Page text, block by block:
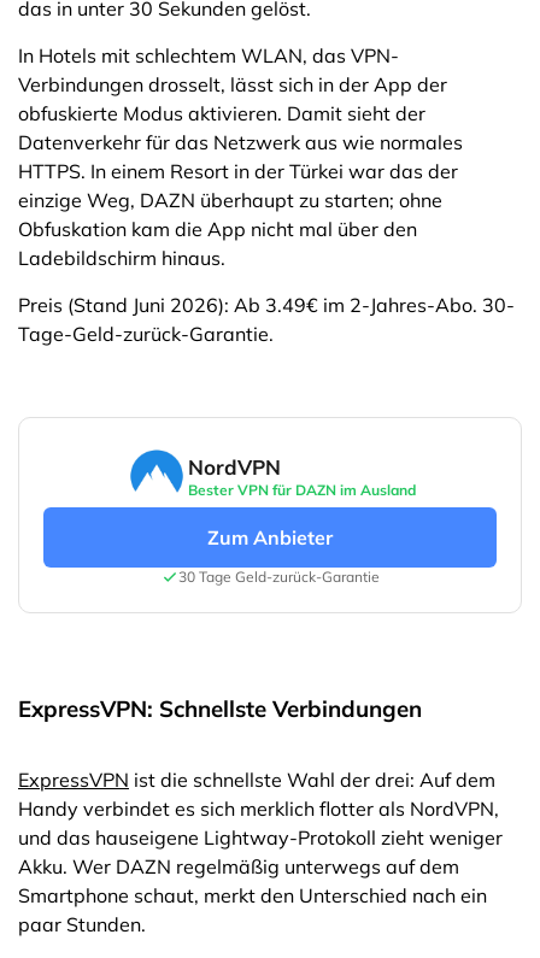
das in unter 30 Sekunden gelöst.
In Hotels mit schlechtem WLAN, das VPN-
Verbindungen drosselt, lässt sich in der App der
obfuskierte Modus aktivieren. Damit sieht der
Datenverkehr für das Netzwerk aus wie normales
HTTPS. In einem Resort in der Türkei war das der
einzige Weg, DAZN überhaupt zu starten; ohne
Obfuskation kam die App nicht mal über den
Ladebildschirm hinaus.
Preis (Stand Juni 2026): Ab 3.49€ im 2-Jahres-Abo. 30-
Tage-Geld-zurück-Garantie.
NordVPN
Bester VPN für DAZN im Ausland
Zum Anbieter
30 Tage Geld-zurück-Garantie
ExpressVPN: Schnellste Verbindungen
ExpressVPN ist die schnellste Wahl der drei: Auf dem
Handy verbindet es sich merklich flotter als NordVPN,
und das hauseigene Lightway-Protokoll zieht weniger
Akku. Wer DAZN regelmäßig unterwegs auf dem
Smartphone schaut, merkt den Unterschied nach ein
paar Stunden.